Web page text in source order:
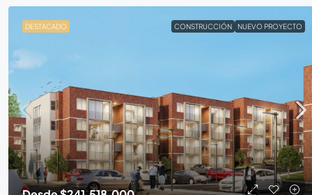
DESTACADO CONSTRUCCIÓN NUEVO PROYECTO
Acanto | Proyecto de Casas
PEREIRA
galicia cerritos
3 2-4 68 a 70 m²